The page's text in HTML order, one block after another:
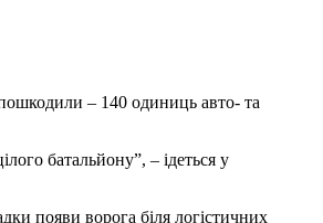
пошкодили – 140 одиниць авто- та
батальйону”, – ідеться у